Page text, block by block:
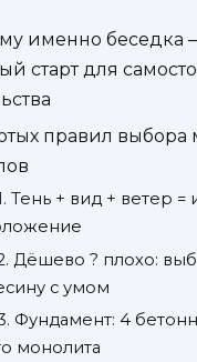
именно беседка
старт для
правил выбора
Тень + вид + ветер =
Дёшево ? плохо:
с умом
Фундамент: 4
монолита